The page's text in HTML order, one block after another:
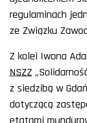
regulaminach
ze Związku
Z kolei Iwona
NSZZ
z siedzibą w
dotyczącą